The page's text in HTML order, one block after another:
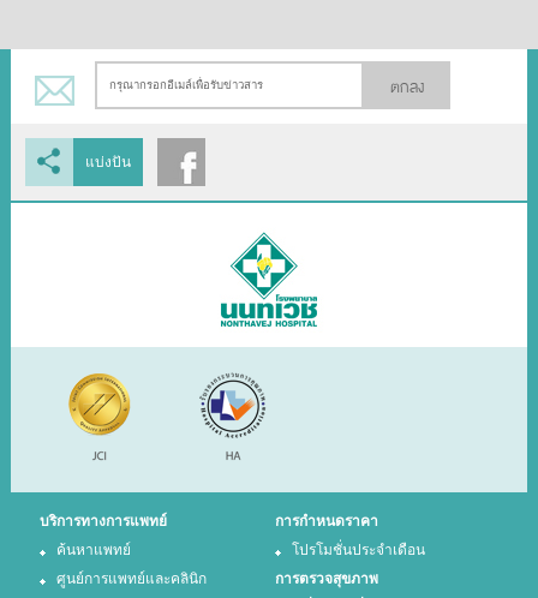
ตกลง
แบ่งปัน
บริการทางการแพทย์
ค้นหาแพทย์
ศูนย์การแพทย์และคลินิก
การกำหนดราคา
โปรโมชั่นประจำเดือน
การตรวจสุขภาพ